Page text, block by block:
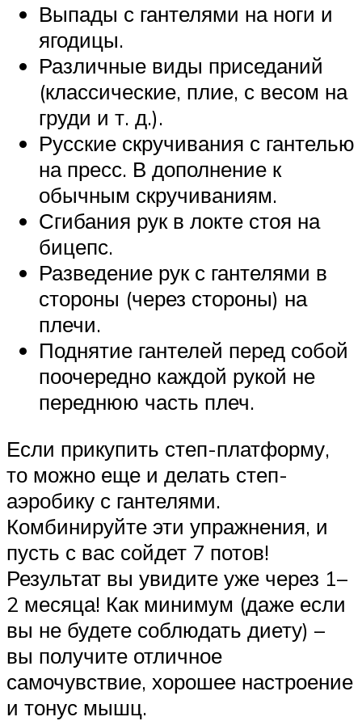
Выпады с гантелями на ноги и
ягодицы.
Различные виды приседаний
(классические, плие, с весом на
груди и т. д.).
Русские скручивания с гантелью
на пресс. В дополнение к
обычным скручиваниям.
Сгибания рук в локте стоя на
бицепс.
Разведение рук с гантелями в
стороны (через стороны) на
плечи.
Поднятие гантелей перед собой
поочередно каждой рукой не
переднюю часть плеч.
Если прикупить степ-платформу,
то можно еще и делать степ-
аэробику с гантелями.
Комбинируйте эти упражнения, и
пусть с вас сойдет 7 потов!
Результат вы увидите уже через 1–
2 месяца! Как минимум (даже если
вы не будете соблюдать диету) –
вы получите отличное
самочувствие, хорошее настроение
и тонус мышц.